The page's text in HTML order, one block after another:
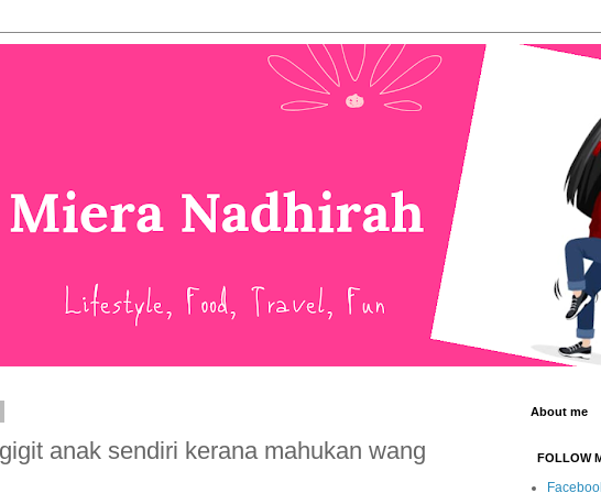
anak sendiri kerana mahukan wang
About me
FOLLOW